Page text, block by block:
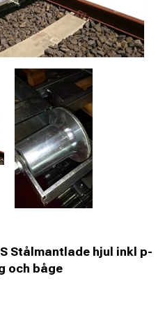
Stålmantlade hjul inkl p-
och båge